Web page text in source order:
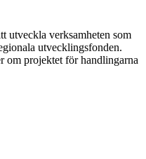
utveckla verksamheten som
utvecklingsfonden.
om projektet för handlingarna